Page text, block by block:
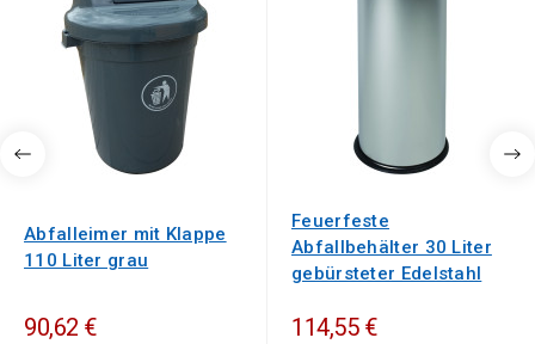
Abfalleimer mit Klappe
110 Liter grau
90,62 €
Feuerfeste
Abfallbehälter 30 Liter
gebürsteter Edelstahl
114,55 €